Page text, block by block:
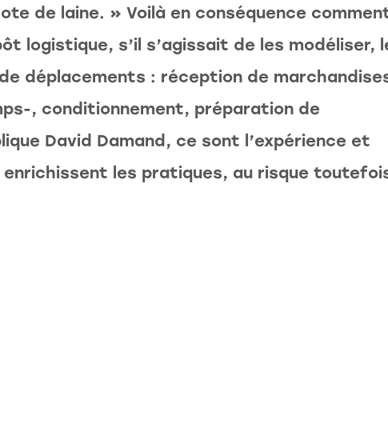
de laine. » Voilà en conséquence
logistique, s’il s’agissait de les modéliser,
déplacements : réception de
, conditionnement, préparation de
David Damand, ce sont l’expérience et
les pratiques, au risque